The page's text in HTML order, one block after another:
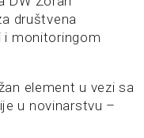
društvena
i monitoringom
element u vezi sa
u novinarstvu –